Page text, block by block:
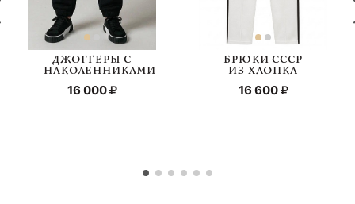
ДЖОГГЕРЫ С
НАКОЛЕННИКАМИ
16 000
БРЮКИ СССР
ИЗ ХЛОПКА
16 600